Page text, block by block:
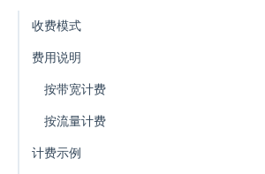
收费模式
费用说明
按带宽计费
按流量计费
计费示例